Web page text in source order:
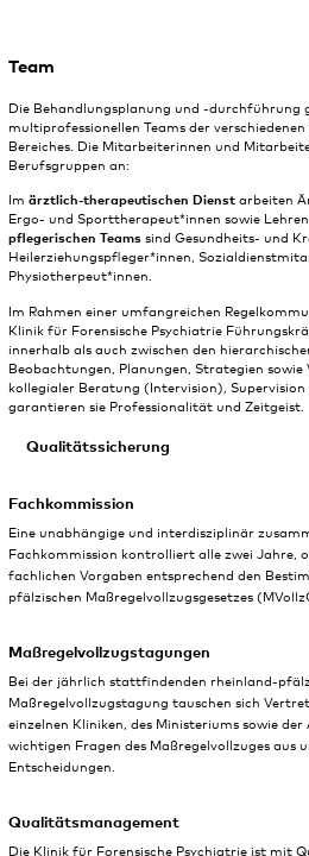
Team
Die Behandlungsplanung und -durchführung
multiprofessionellen Teams der
Bereiches. Die Mitarbeiterinnen und
Berufsgruppen an:
Im ärztlich-therapeutischen Dienstarbeiten
Ergo- und Sporttherapeut*innen sowie
pflegerischen Teams sind Gesundheits- und
Heilerziehungspfleger*innen,
Physiotherpeut*innen.
Im Rahmen einer umfangreichen
Klinik für Forensische Psychiatrie
innerhalb als auch zwischen den
Beobachtungen, Planungen, Strategien sowie
kollegialer Beratung (Intervision),
garantieren sie Professionalität und Zeitgeist.
Qualitätssicherung
Fachkommission
Eine unabhängige und interdisziplinär
Fachkommission kontrolliert alle zwei Jahre,
fachlichen Vorgaben entsprechend den
pfälzischen Maßregelvollzugsgesetzes
Maßregelvollzugstagungen
Bei der jährlich stattfindenden rheinland-
Maßregelvollzugstagung tauschen sich
einzelnen Kliniken, des Ministeriums sowie
wichtigen Fragen des Maßregelvollzuges aus
Entscheidungen.
Qualitätsmanagement
Die Klinik für Forensische Psychiatrie ist mit